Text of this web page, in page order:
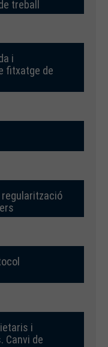
treball
i
fitxatge de
i
Canvi de